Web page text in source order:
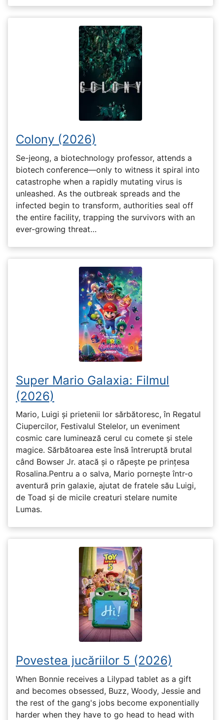
Colony (2026)
Se-jeong, a biotechnology professor, attends a
biotech conference—only to witness it spiral into
catastrophe when a rapidly mutating virus is
unleashed. As the outbreak spreads and the
infected begin to transform, authorities seal off
the entire facility, trapping the survivors with an
ever-growing threat…
Super Mario Galaxia: Filmul
(2026)
Mario, Luigi și prietenii lor sărbătoresc, în Regatul
Ciupercilor, Festivalul Stelelor, un eveniment
cosmic care luminează cerul cu comete și stele
magice. Sărbătoarea este însă întreruptă brutal
când Bowser Jr. atacă și o răpește pe prinţesa
Rosalina.Pentru a o salva, Mario pornește într-o
aventură prin galaxie, ajutat de fratele său Luigi,
de Toad și de micile creaturi stelare numite
Lumas.
Povestea jucăriilor 5 (2026)
When Bonnie receives a Lilypad tablet as a gift
and becomes obsessed, Buzz, Woody, Jessie and
the rest of the gang's jobs become exponentially
harder when they have to go head to head with